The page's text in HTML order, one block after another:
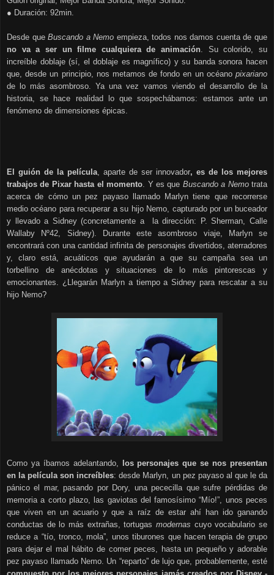
● Duración: 92min.
Desde queBuscando a Nemo empieza, todos nos damos cuenta de que
no va a ser un filme cualquiera de animación. Su colorido, su
increíble doblaje (sí, el doblaje es magnífico) y su banda sonora hacen
que, desde un principio, nos metamos de fondo en un océano pixariano
de lo más asombroso. Ya una vez vamos viendo el desarrollo de la
historia, se hace realidad lo que sospechábamos: estamos ante un
fenómeno de dimensiones épicas.
El guión de la película, aparte de ser innovador, es de los mejores
trabajos de Pixar hasta el momento. Y es que Buscando a Nemotrata
acerca de cómo un pez payaso llamado Marlyn tiene que recorrerse
medio océano para recuperar a su hijo Nemo, capturado por un buceador
y llevado a Sidney (concretamente a la dirección: P. Sherman, Calle
Wallaby Nº42, Sidney). Durante este asombroso viaje, Marlyn se
encontrará con una cantidad infinita de personajes divertidos, aterradores
y, claro está, acuáticos que ayudarán a que su campaña sea un
torbellino de anécdotas y situaciones de lo más pintorescas y
emocionantes. ¿Llegarán Marlyn a tiempo a Sidney para rescatar a su
hijo Nemo?
Como ya íbamos adelantando,
los personajes que se nos presentan
en la película son increíbles: desde Marlyn, un pez payaso al que le da
pánico el mar, pasando por Dory, una pececilla que sufre pérdidas de
memoria a corto plazo, las gaviotas del famosísimo “Mío!”, unos peces
que viven en un acuario y que a raíz de estar ahí han ido ganando
conductas de lo más extrañas, tortugas modernas cuyo vocabulario se
reduce a “tío, tronco, mola”, unos tiburones que hacen terapia de grupo
para dejar el mal hábito de comer peces, hasta un pequeño y adorable
pez payaso llamado Nemo. Un “reparto” de lujo que, probablemente, esté